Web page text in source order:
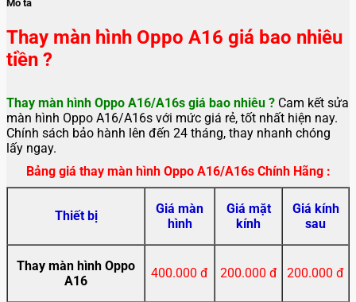
Mô tả
Thay màn hình Oppo A16 giá bao nhiêu
tiền ?
Thay màn hình Oppo A16/A16s giá bao nhiêu ? Cam kết sửa
màn hình Oppo A16/A16s với mức giá rẻ, tốt nhất hiện nay.
Chính sách bảo hành lên đến 24 tháng, thay nhanh chóng
lấy ngay.
Bảng giá thay màn hình Oppo A16/A16s Chính Hãng :
Thiết bị
Giá màn
hình
Giá mặt
kính
Giá kính
sau
Thay màn hình Oppo
A16
400.000 đ 200.000 đ 200.000 đ